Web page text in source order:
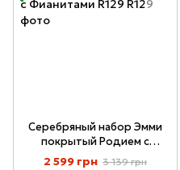
Серебряный набор Эмми
покрытый Родием с
Фианитами R129
2 599 грн 3 139 грн